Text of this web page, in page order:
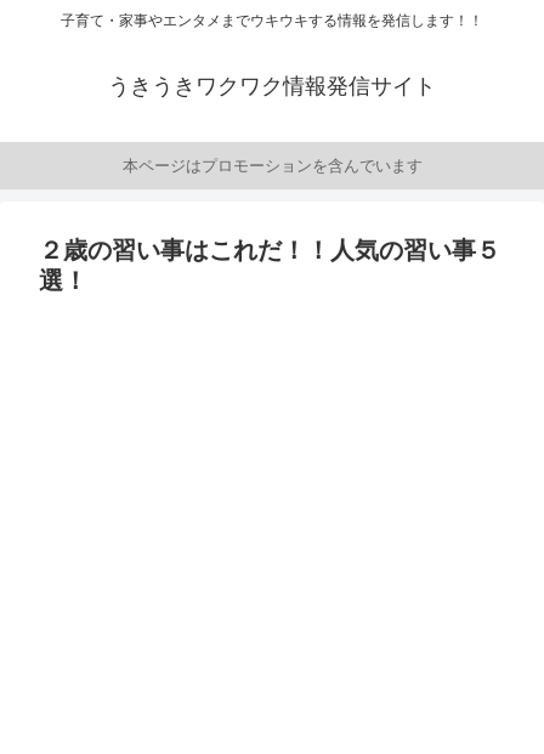
子育て・家事やエンタメまでウキウキする情報を発信します！！
うきうきワクワク情報発信サイト
本ページはプロモーションを含んでいます
２歳の習い事はこれだ！！人気の習い事５
選！